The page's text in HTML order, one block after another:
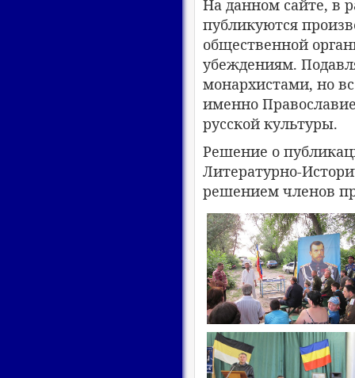
На данном сайте, в
публикуются
общественной
убеждениям.
монархистами, но
именно
русской культуры.
Решение о
Литературно-
решением членов